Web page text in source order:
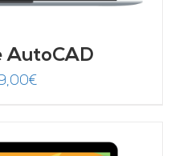
AutoCAD
€